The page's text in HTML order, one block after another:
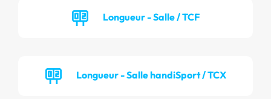
Longueur - Salle / TCF
Longueur - Salle handiSport / TCX